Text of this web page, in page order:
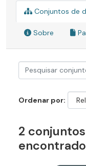
Conjuntos de
Sobre
Ordenar por
2